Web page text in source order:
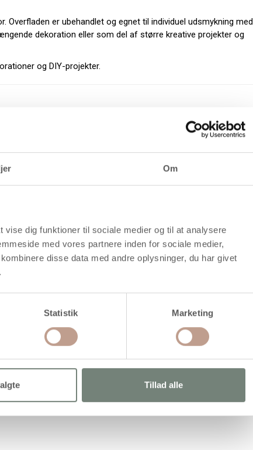
Om
dig funktioner til sociale medier og til at analysere
med vores partnere inden for sociale medier,
disse data med andre oplysninger, du har givet
Statistik Marketing
Tillad alle
er ubehandlet og egnet til individuel udsmykning med
dekoration eller som del af større kreative projekter og
og DIY-projekter.